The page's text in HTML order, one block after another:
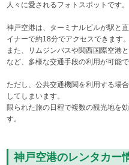
人々に愛されるフォトスポットです。
神戸空港は、ターミナルビルが駅と
イナーで約18分でアクセスできます。
また、リムジンバスや関西国際空港
など、多様な交通手段の利用が可能で
ただし、公共交通機関を利用する場
してしまいます。
限られた旅の日程で複数の観光地を
す。
神戸空港のレンタカー